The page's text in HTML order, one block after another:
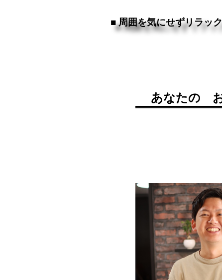
■ 周囲を気にせずリラッ
あなたの